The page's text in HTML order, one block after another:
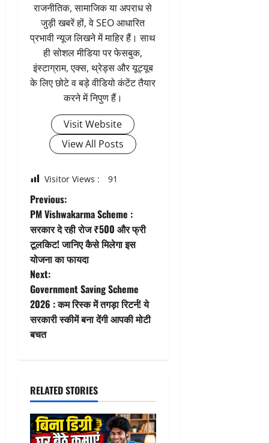
राजनीतिक, सामाजिक या अपराध से
जुड़ी खबरें हों, वे SEO आधारित
प्रभावी न्यूज लिखने में माहिर हैं। साथ
ही सोशल मीडिया पर फेसबुक,
इंस्टाग्राम, एक्स, थ्रेड्स और यूट्यूब
के लिए छोटे व बड़े वीडियो कंटेंट तैयार
करने में निपुण हैं।
Visit Website
View All Posts
Visitor Views : 91
P
o
s
t
n
a
i
g
a
Previous:
PM Vishwakarma Scheme :
सरकार दे रही रोज ₹500 और फ्री
टूलकिट! जानिए कैसे मिलेगा इस
योजना का फायदा
Next:
Government Saving Scheme
2026 : कम रिस्क में तगड़ा रिटर्न! ये
सरकारी स्कीमें बना देंगी आपकी मोटी
बचत
RELATED STORIES